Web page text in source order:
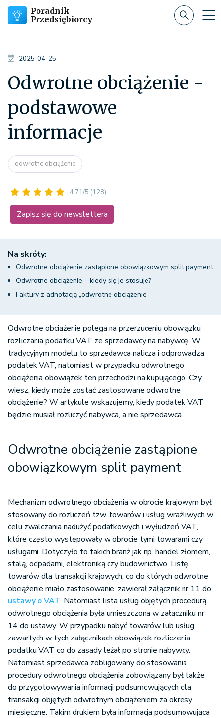
Poradnik
Przedsiębiorcy
2025-04-25
Odwrotne obciążenie -
podstawowe
informacje
odwrotne obciążenie
4.71/5 (128)
Zapisz się do newslettera
Na skróty:
Odwrotne obciążenie zastąpione obowiązkowym split payment
Odwrotne obciążenie – kiedy się je stosuje?
Faktury z adnotacją „odwrotne obciążenie”
Odwrotne obciążenie polega na przerzuceniu obowiązku
rozliczania podatku VAT ze sprzedawcy na nabywcę. W
tradycyjnym modelu to sprzedawca nalicza i odprowadza
podatek VAT, natomiast w przypadku odwrotnego
obciążenia obowiązek ten przechodzi na kupującego. Czy
wiesz, kiedy może zostać zastosowane odwrotne
obciążenie? W artykule wskazujemy, kiedy podatek VAT
będzie musiał rozliczyć nabywca, a nie sprzedawca.
Odwrotne obciążenie zastąpione
obowiązkowym split payment
Mechanizm odwrotnego obciążenia w obrocie krajowym był
stosowany do rozliczeń tzw. towarów i usług wrażliwych w
celu zwalczania nadużyć podatkowych i wyłudzeń VAT,
które często występowały w obrocie tymi towarami czy
usługami. Dotyczyło to takich branż jak np. handel złomem,
stalą, odpadami, elektroniką czy budownictwo. Listę
towarów dla transakcji krajowych, co do których odwrotne
obciążenie miało zastosowanie, zawierał załącznik nr 11 do
ustawy o VAT. Natomiast lista usług objętych procedurą
odwrotnego obciążenia była umieszczona w załączniku nr
14 do ustawy. W przypadku nabyć towarów lub usług
zawartych w tych załącznikach obowiązek rozliczenia
podatku VAT co do zasady leżał po stronie nabywcy.
Natomiast sprzedawca zobligowany do stosowania
procedury odwrotnego obciążenia zobowiązany był także
do przygotowywania informacji podsumowujących dla
transakcji objętych odwrotnym obciążeniem za okresy
miesięczne. Takim drukiem była informacja podsumowująca